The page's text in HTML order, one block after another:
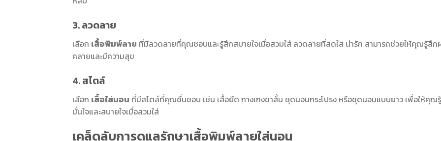
3. ลวดลาย
เลือก เสื้อพิมพ์ลาย ที่มีลวดลายที่คุณชอบและรู้สึกสบายใจเมื่อสวมใส่ ลวดลายที่สดใส น่ารัก สามารถช่วยให้คุณรู้สึก
คลายและมีความสุข
4. สไตล์
เลือก เสื้อใส่นอน ที่มีสไตล์ที่คุณชื่นชอบ เช่น เสื้อยืด กางเกงขาสั้น ชุดนอนกระโปรง หรือชุดนอนแบบยาว เพื่อให้คุณ
มั่นใจและสบายใจเมื่อสวมใส่
เคล็ดลับการดูแลรักษาเสื้อพิมพ์ลายใส่นอน